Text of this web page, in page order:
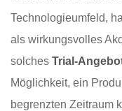
Technologieumfeld,
als wirkungsvolles
solches Trial-
Möglichkeit, ein
begrenzten Zeitraum